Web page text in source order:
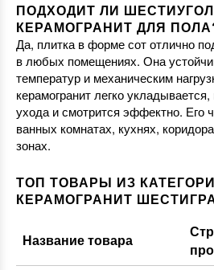
ПОДХОДИТ ЛИ
КЕРАМОГРАНИТ ДЛЯ
Да, плитка в форме сот отлично
в любых помещениях. Она
температур и механическим
керамогранит легко
ухода и смотрится эффектно. Его
ванных комнатах, кухнях,
зонах.
ТОП ТОВАРЫ ИЗ
КЕРАМОГРАНИТ
Название товара